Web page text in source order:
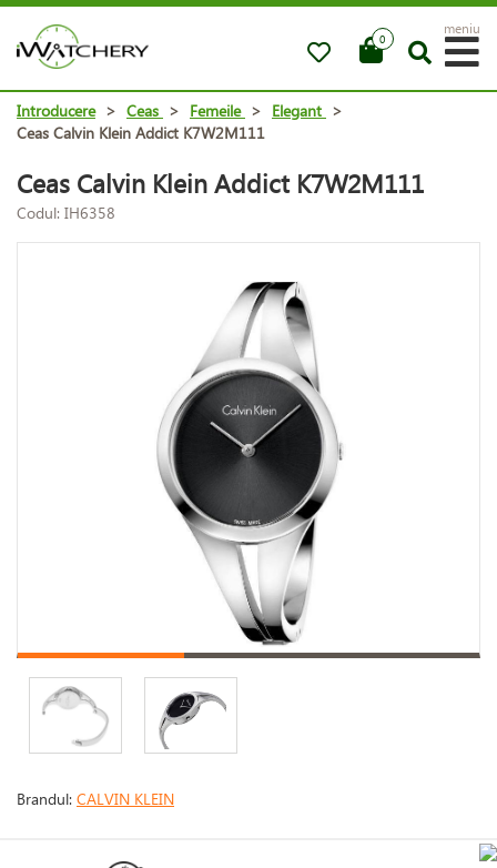
0
meniu
Introducere > Ceas > Femeile > Elegant >
Ceas Calvin Klein Addict K7W2M111
Ceas Calvin Klein Addict K7W2M111
Codul: IH6358
Brandul: CALVIN KLEIN